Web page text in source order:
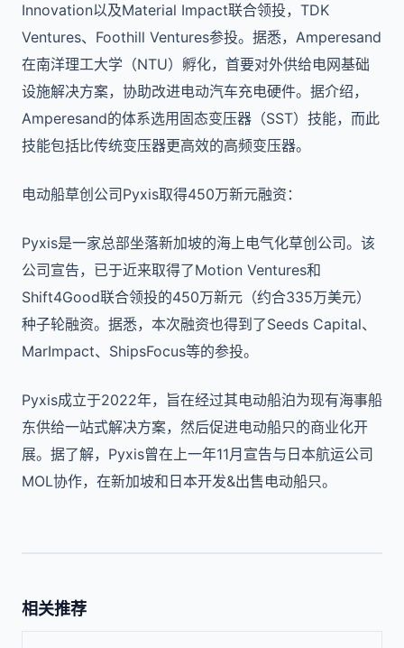
Innovation以及Material Impact联合领投，TDK
Ventures、Foothill Ventures参投。据悉，Amperesand
在南洋理工大学（NTU）孵化，首要对外供给电网基础
设施解决方案，协助改进电动汽车充电硬件。据介绍，
Amperesand的体系选用固态变压器（SST）技能，而此
技能包括比传统变压器更高效的高频变压器。
电动船草创公司Pyxis取得450万新元融资：
Pyxis是一家总部坐落新加坡的海上电气化草创公司。该
公司宣告，已于近来取得了Motion Ventures和
Shift4Good联合领投的450万新元（约合335万美元）
种子轮融资。据悉，本次融资也得到了Seeds Capital、
MarImpact、ShipsFocus等的参投。
Pyxis成立于2022年，旨在经过其电动船泊为现有海事船
东供给一站式解决方案，然后促进电动船只的商业化开
展。据了解，Pyxis曾在上一年11月宣告与日本航运公司
MOL协作，在新加坡和日本开发&出售电动船只。
相关推荐